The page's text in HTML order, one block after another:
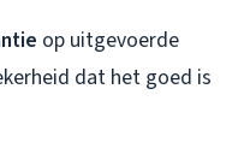
op uitgevoerde
dat het goed is